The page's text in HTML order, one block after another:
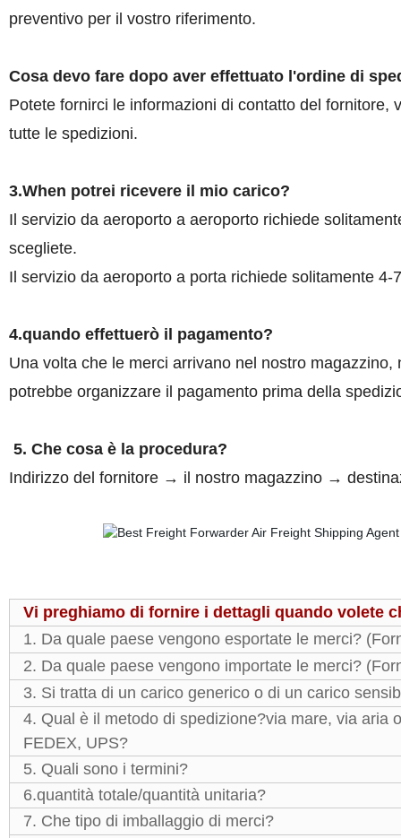
preventivo per il vostro riferimento.
Cosa devo fare dopo aver effettuato l'ordine di
Potete fornirci le informazioni di contatto del
tutte le spedizioni.
3.When potrei ricevere il mio carico?
Il servizio da aeroporto a aeroporto richiede
scegliete.
Il servizio da aeroporto a porta richiede solitamente
4.quando effettuerò il pagamento?
Una volta che le merci arrivano nel nostro
potrebbe organizzare il pagamento prima della
5. Che cosa è la procedura?
Indirizzo del fornitore → il nostro magazzino →
Vi preghiamo di fornire i dettagli quando volete
1. Da quale paese vengono esportate le merci?
2. Da quale paese vengono importate le merci?
3. Si tratta di un carico generico o di un carico
4. Qual è il metodo di spedizione?via mare, via aria
FEDEX, UPS?
5. Quali sono i termini?
6.quantità totale/quantità unitaria?
7. Che tipo di imballaggio di merci?